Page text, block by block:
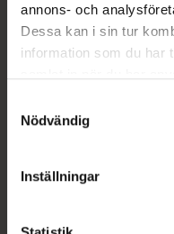
annons- och
Dessa kan i sin tur
information som du har
återkalla ditt samtycke
cookieinställningar. Ett
lagligheten av
Nödvändig
Inställningar
EAN: